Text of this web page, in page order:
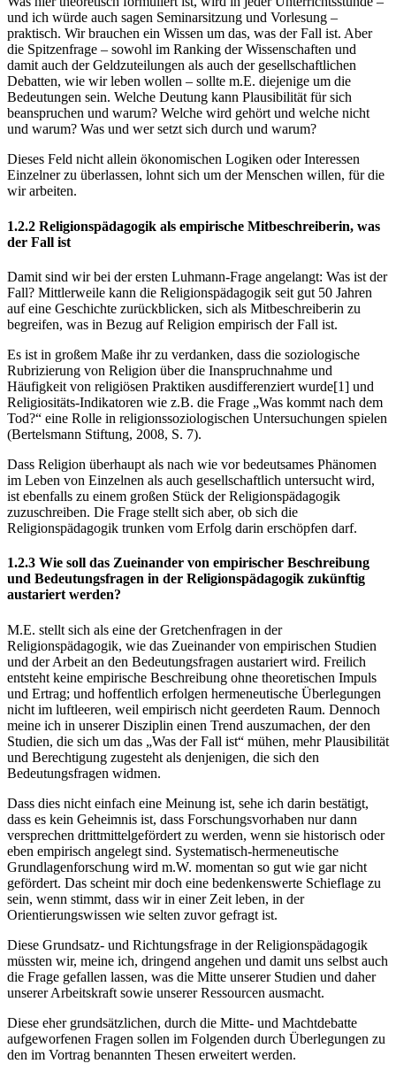
und ich würde auch sagen Seminarsitzung und Vorlesung –
praktisch. Wir brauchen ein Wissen um das, was der Fall ist. Aber
die Spitzenfrage – sowohl im Ranking der Wissenschaften und
damit auch der Geldzuteilungen als auch der gesellschaftlichen
Debatten, wie wir leben wollen – sollte m.E. diejenige um die
Bedeutungen sein. Welche Deutung kann Plausibilität für sich
beanspruchen und warum? Welche wird gehört und welche nicht
und warum? Was und wer setzt sich durch und warum?
Dieses Feld nicht allein ökonomischen Logiken oder Interessen
Einzelner zu überlassen, lohnt sich um der Menschen willen, für die
wir arbeiten.
1.2.2 Religionspädagogik als empirische Mitbeschreiberin, was
der Fall ist
Damit sind wir bei der ersten Luhmann-Frage angelangt: Was ist der
Fall? Mittlerweile kann die Religionspädagogik seit gut 50 Jahren
auf eine Geschichte zurückblicken, sich als Mitbeschreiberin zu
begreifen, was in Bezug auf Religion empirisch der Fall ist.
Es ist in großem Maße ihr zu verdanken, dass die soziologische
Rubrizierung von Religion über die Inanspruchnahme und
Häufigkeit von religiösen Praktiken ausdifferenziert wurde[1] und
Religiositäts-Indikatoren wie z.B. die Frage „Was kommt nach dem
Tod?“ eine Rolle in religionssoziologischen Untersuchungen spielen
(Bertelsmann Stiftung, 2008, S. 7).
Dass Religion überhaupt als nach wie vor bedeutsames Phänomen
im Leben von Einzelnen als auch gesellschaftlich untersucht wird,
ist ebenfalls zu einem großen Stück der Religionspädagogik
zuzuschreiben. Die Frage stellt sich aber, ob sich die
Religionspädagogik trunken vom Erfolg darin erschöpfen darf.
1.2.3 Wie soll das Zueinander von empirischer Beschreibung
und Bedeutungsfragen in der Religionspädagogik zukünftig
austariert werden?
M.E. stellt sich als eine der Gretchenfragen in der
Religionspädagogik, wie das Zueinander von empirischen Studien
und der Arbeit an den Bedeutungsfragen austariert wird. Freilich
entsteht keine empirische Beschreibung ohne theoretischen Impuls
und Ertrag; und hoffentlich erfolgen hermeneutische Überlegungen
nicht im luftleeren, weil empirisch nicht geerdeten Raum. Dennoch
meine ich in unserer Disziplin einen Trend auszumachen, der den
Studien, die sich um das „Was der Fall ist“ mühen, mehr Plausibilität
und Berechtigung zugesteht als denjenigen, die sich den
Bedeutungsfragen widmen.
Dass dies nicht einfach eine Meinung ist, sehe ich darin bestätigt,
dass es kein Geheimnis ist, dass Forschungsvorhaben nur dann
versprechen drittmittelgefördert zu werden, wenn sie historisch oder
eben empirisch angelegt sind. Systematisch-hermeneutische
Grundlagenforschung wird m.W. momentan so gut wie gar nicht
gefördert. Das scheint mir doch eine bedenkenswerte Schieflage zu
sein, wenn stimmt, dass wir in einer Zeit leben, in der
Orientierungswissen wie selten zuvor gefragt ist.
Diese Grundsatz- und Richtungsfrage in der Religionspädagogik
müssten wir, meine ich, dringend angehen und damit uns selbst auch
die Frage gefallen lassen, was die Mitte unserer Studien und daher
unserer Arbeitskraft sowie unserer Ressourcen ausmacht.
Diese eher grundsätzlichen, durch die Mitte- und Machtdebatte
aufgeworfenen Fragen sollen im Folgenden durch Überlegungen zu
den im Vortrag benannten Thesen erweitert werden.